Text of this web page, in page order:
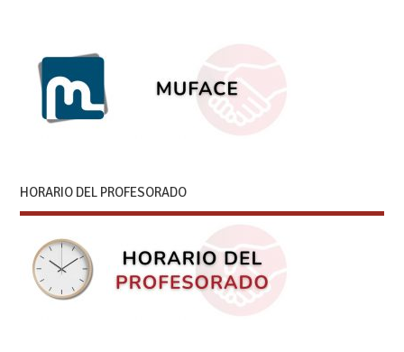
HORARIO DEL PROFESORADO